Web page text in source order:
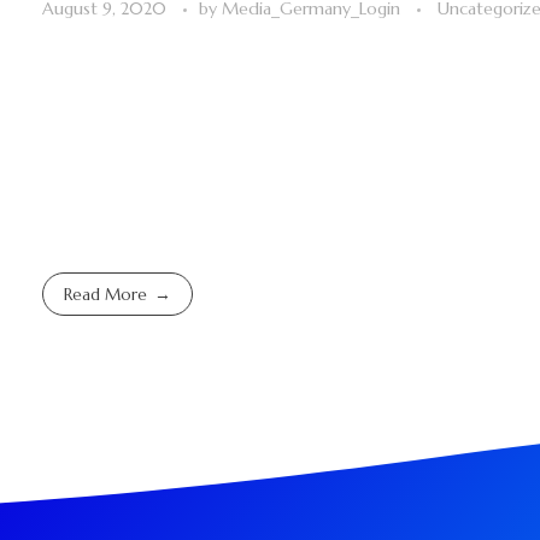
August 9, 2020 by Media_Germany_Login
Read More